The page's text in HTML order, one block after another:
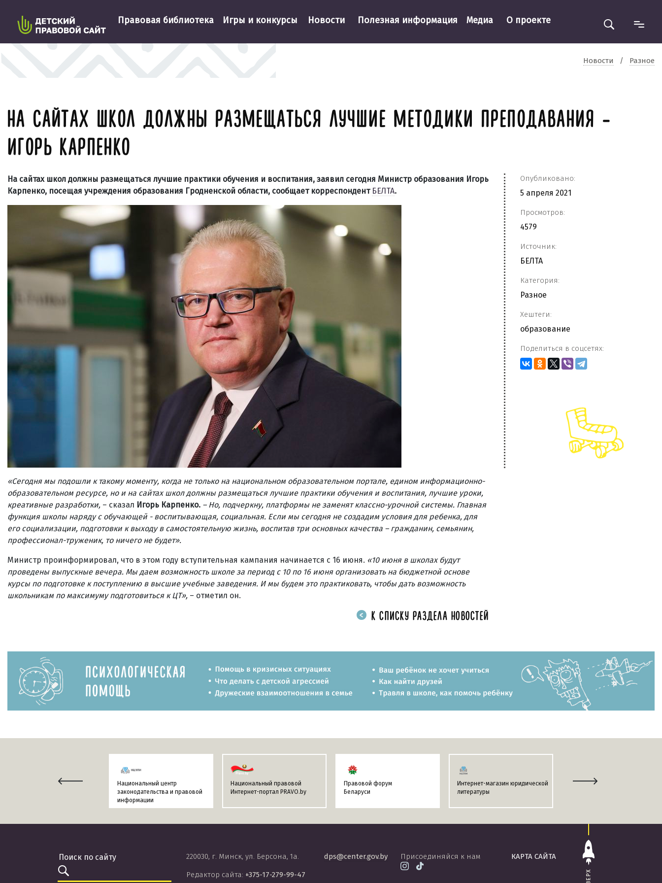
Правовая библиотека Игры и конкурсы Новости Полезная информация Медиа О проекте
Новости / Разное
НА САЙТАХ ШКОЛ ДОЛЖНЫ РАЗМЕЩАТЬСЯ ЛУЧШИЕ МЕТОДИКИ ПРЕПОДАВАНИЯ -
ИГОРЬ КАРПЕНКО
На сайтах школ должны размещаться лучшие практики обучения и воспитания, заявил сегодня Министр образования Игорь
Карпенко, посещая учреждения образования Гродненской области, сообщает корреспондент БЕЛТА.
«Сегодня мы подошли к такому моменту, когда не только на национальном образовательном портале, едином информационно-
образовательном ресурсе, но и на сайтах школ должны размещаться лучшие практики обучения и воспитания, лучшие уроки,
креативные разработки, – сказал Игорь Карпенко. – Но, подчеркну, платформы не заменят классно-урочной системы. Главная
функция школы наряду с обучающей - воспитывающая, социальная. Если мы сегодня не создадим условия для ребенка, для
его социализации, подготовки к выходу в самостоятельную жизнь, воспитав три основных качества – гражданин, семьянин,
профессионал-труженик, то ничего не будет».
Министр проинформировал, что в этом году вступительная кампания начинается с 16 июня. «10 июня в школах будут
проведены выпускные вечера. Мы даем возможность школе за период с 10 по 16 июня организовать на бюджетной основе
курсы по подготовке к поступлению в высшие учебные заведения. И мы будем это практиковать, чтобы дать возможность
школьникам по максимуму подготовиться к ЦТ», –​ отметил он.
Опубликовано:
5 апреля 2021
Просмотров:
4579
Источник:
БЕЛТА
Категория:
Разное
Хештеги:
образование
Поделиться в соцсетях:
К СПИСКУ РАЗДЕЛА НОВОСТЕЙ
Национальный центр
законодательства и правовой
информации
Национальный правовой
Интернет-портал PRAVO.by
Правовой форум
Беларуси
Интернет-магазин юридической
литературы
Информационно-поисковая
КАРТА САЙТА
220030, г. Минск, ул. Берсона, 1а.
Редактор сайта: +375-17-279-99-47
dps@center.gov.by Присоединяйся к нам